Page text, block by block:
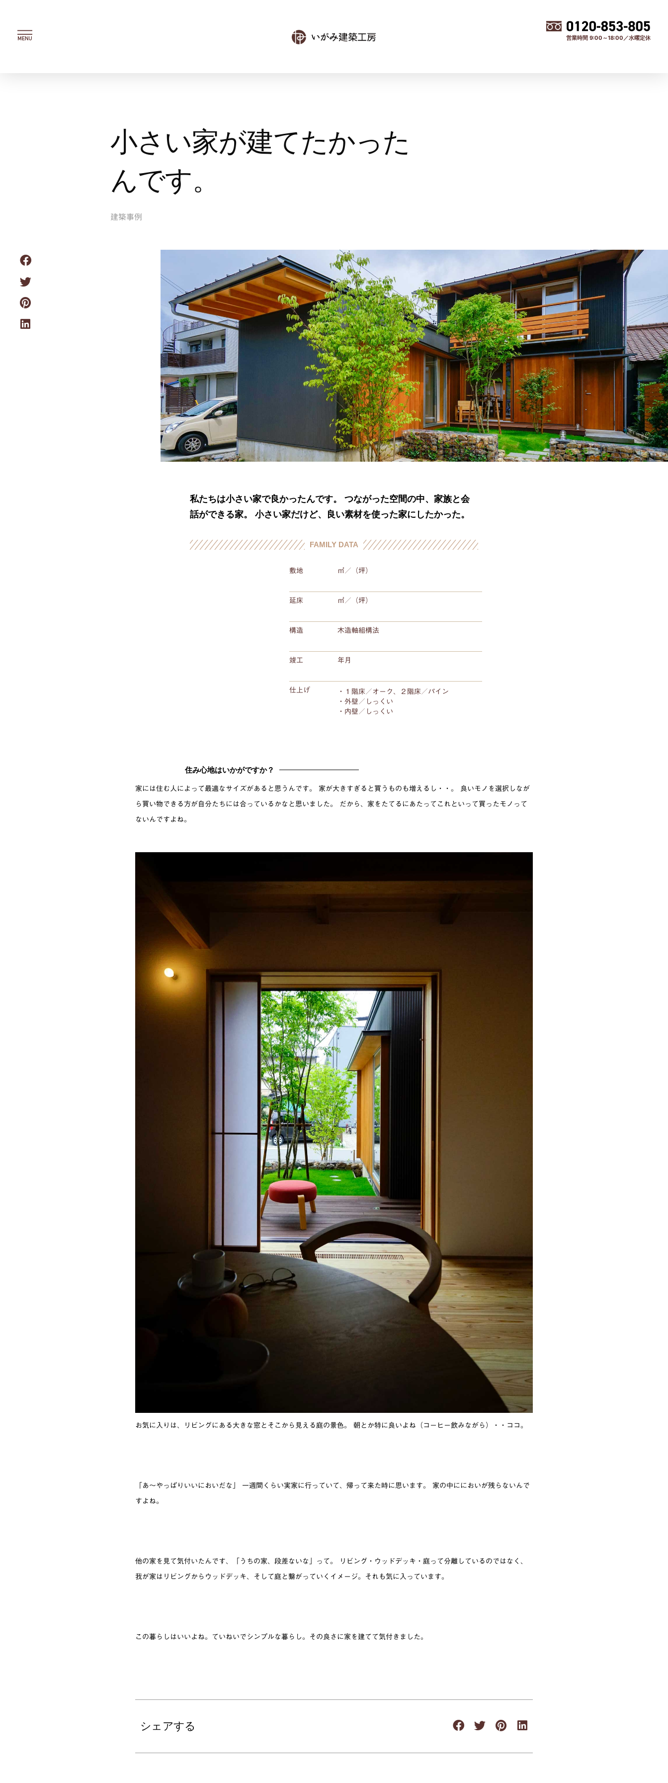
営業時間 9:00～18:00／水曜定休
小さい家が建てたかった
んです。
建築事例
私たちは小さい家で良かったんです。 つながった空間の中、家族と会
話ができる家。 小さい家だけど、良い素材を使った家にしたかった。
FAMILY DATA
敷地 ㎡／（坪）
延床 ㎡／（坪）
構造 木造軸組構法
竣工 年 月
仕上げ
・１階床／オーク、２階床／パイン
・外壁／しっくい
・内壁／しっくい
住み心地はいかがですか？
家には住む人によって最適なサイズがあると思うんです。 家が大きすぎると買うものも増えるし・・。 良いモノを選択しなが
ら買い物できる方が自分たちには合っているかなと思いました。 だから、家をたてるにあたってこれといって買ったモノって
ないんですよね。
お気に入りは、リビングにある大きな窓とそこから見える庭の景色。 朝とか特に良いよね（コーヒー飲みながら）・・ココ。
「あ〜やっぱりいいにおいだな」 一週間くらい実家に行っていて、帰って来た時に思います。 家の中ににおいが残らないんで
すよね。
他の家を見て気付いたんです、「うちの家、段差ないな」って。 リビング・ウッドデッキ・庭って分離しているのではなく、
我が家はリビングからウッドデッキ、そして庭と繋がっていくイメージ。それも気に入っています。
この暮らしはいいよね。ていねいでシンプルな暮らし。その良さに家を建てて気付きました。
シェアする